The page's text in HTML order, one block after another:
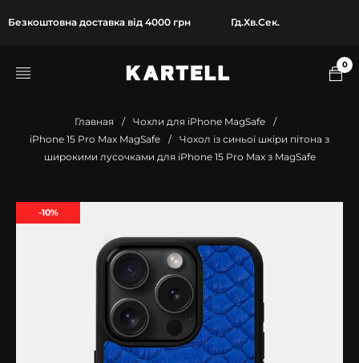
Безкоштовна доставка від 4000 грн Гд.Хв.Сек.
0
Главная / Чохли для iPhone MagSafe
/
iPhone 15 Pro Max MagSafe
/
Чохол із синьої шкіри пітона з
широкими лусочками для iPhone 15 Pro Max з MagSafe
-10%